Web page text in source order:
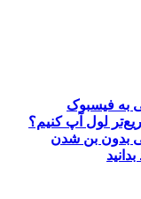
به فیسبوک
لول آپ کنیم؟
بدون بن شدن